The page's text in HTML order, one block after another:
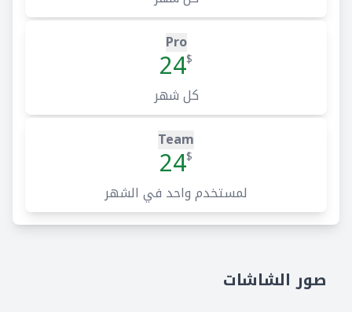
Pro
$
24
كل شهر
Team
$
24
لمستخدم واحد في الشهر
صور الشاشات